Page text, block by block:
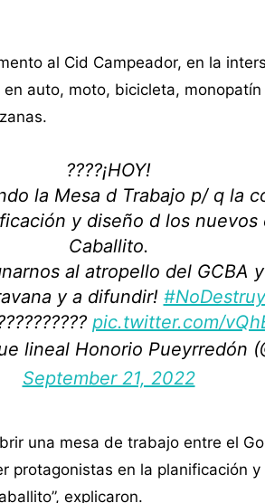
al Cid Campeador, en la
auto, moto, bicicleta, monopatín
????¡HOY!
la Mesa d Trabajo p/ q la
y diseño d los nuevos
Caballito.
al atropello del GCBA
y a difundir!
pic.twitter.com/
lineal Honorio Pueyrredón
September 21, 2022
una mesa de trabajo entre el
protagonistas en la planificación
explicaron.